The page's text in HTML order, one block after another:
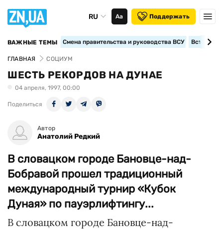
RU Аа Поддержать
ВАЖНЫЕ ТЕМЫ Смена правительства и руководства ВСУ
ГЛАВНАЯ СОЦИУМ
ШЕСТЬ РЕКОРДОВ НА ДУНАЕ
04 апреля, 1997, 00:00
Поделиться
Автор
Анатолий Редкий
В словацком городе Бановце-над-
Бобравой прошел традиционный
международный турнир «Кубок
Дуная» по пауэрлифтингу...
В словацком городе Бановце-над-